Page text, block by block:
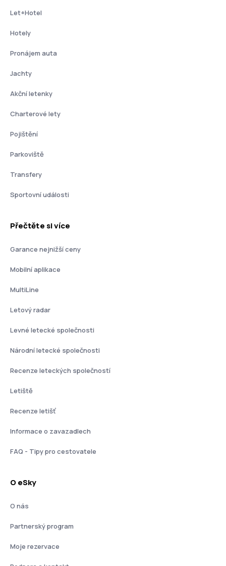
Let+Hotel
Hotely
Pronájem auta
Jachty
Akční letenky
Charterové lety
Pojištění
Parkoviště
Transfery
Sportovní události
Přečtěte si více
Garance nejnižší ceny
Mobilní aplikace
MultiLine
Letový radar
Levné letecké společnosti
Národní letecké společnosti
Recenze leteckých společností
Letiště
Recenze letišť
Informace o zavazadlech
FAQ - Tipy pro cestovatele
O eSky
O nás
Partnerský program
Moje rezervace